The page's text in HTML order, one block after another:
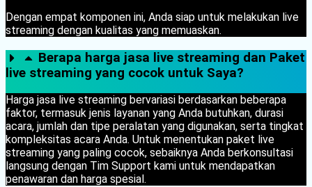
Dengan empat komponen ini, Anda siap untuk melakukan live
streaming dengan kualitas yang memuaskan.
Berapa harga jasa live streaming dan Paket
live streaming yang cocok untuk Saya?
Harga jasa live streaming bervariasi berdasarkan beberapa
faktor, termasuk jenis layanan yang Anda butuhkan, durasi
acara, jumlah dan tipe peralatan yang digunakan, serta tingkat
kompleksitas acara Anda. Untuk menentukan paket live
streaming yang paling cocok, sebaiknya Anda berkonsultasi
langsung dengan Tim Support kami untuk mendapatkan
penawaran dan harga spesial.